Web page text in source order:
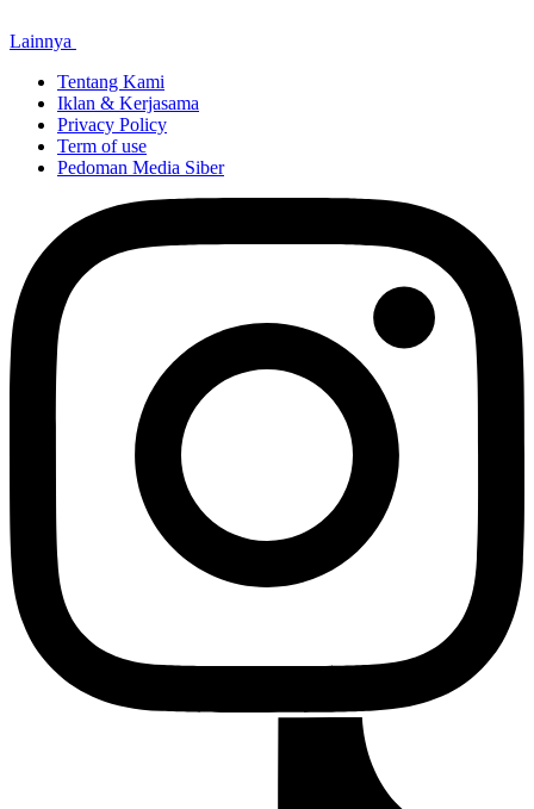
Lainnya
Tentang Kami
Iklan & Kerjasama
Privacy Policy
Term of use
Pedoman Media Siber